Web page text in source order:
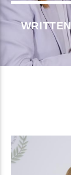
CURRENT
TITLE
ARTIST